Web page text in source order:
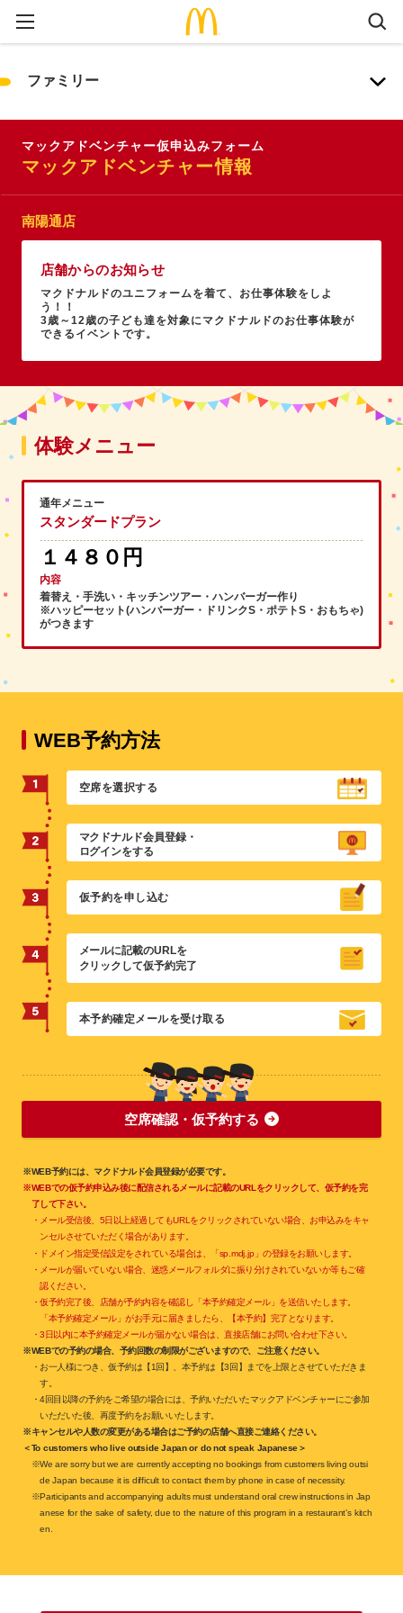
ファミリー
マックアドベンチャー仮申込みフォーム
マックアドベンチャー情報
南陽通店
店舗からのお知らせ
マクドナルドのユニフォームを着て、お仕事体験をしよ
う！！
3歳～12歳の子ども達を対象にマクドナルドのお仕事体験が
できるイベントです。
体験メニュー
通年メニュー
スタンダードプラン
１４８０円
内容
着替え・手洗い・キッチンツアー・ハンバーガー作り
※ハッピーセット(ハンバーガー・ドリンクS・ポテトS・おもちゃ)
がつきます
WEB予約方法
空席を選択する
マクドナルド会員登録・
ログインをする
仮予約を申し込む
メールに記載のURLを
クリックして仮予約完了
本予約確定メールを受け取る
空席確認・仮予約する
※WEB予約には、マクドナルド会員登録が必要です。
※WEBでの仮予約申込み後に配信されるメールに記載のURLをクリックして、仮予約を完
了して下さい。
・メール受信後、5日以上経過してもURLをクリックされていない場合、お申込みをキャ
ンセルさせていただく場合があります。
・ドメイン指定受信設定をされている場合は、「sp.mdj.jp」の登録をお願いします。
・メールが届いていない場合、迷惑メールフォルダに振り分けされていないか等もご確
認ください。
・仮予約完了後、店舗が予約内容を確認し「本予約確定メール」を送信いたします。
「本予約確定メール」がお手元に届きましたら、【本予約】完了となります。
・3日以内に本予約確定メールが届かない場合は、直接店舗にお問い合わせ下さい。
※WEBでの予約の場合、予約回数の制限がございますので、ご注意ください。
・お一人様につき、仮予約は【1回】、本予約は【3回】までを上限とさせていただきま
す。
・4回目以降の予約をご希望の場合には、予約いただいたマックアドベンチャーにご参加
いただいた後、再度予約をお願いいたします。
※キャンセルや人数の変更がある場合はご予約の店舗へ直接ご連絡ください。
＜To customers who live outside Japan or do not speak Japanese＞
※We are sorry but we are currently accepting no bookings from customers living outsi
de Japan because it is difficult to contact them by phone in case of necessity.
※Participants and accompanying adults must understand oral crew instructions in Jap
anese for the sake of safety, due to the nature of this program in a restaurant’s kitch
en.